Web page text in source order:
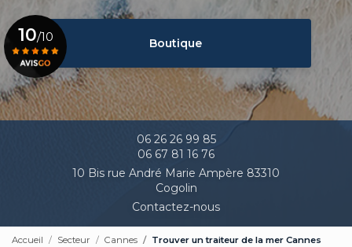
Boutique
06 26 26 99 85
06 67 81 16 76
10 Bis rue André Marie Ampère 83310
Cogolin
Contactez-nous
10/10
Voir le certificat
Accueil Secteur Cannes Trouver un traiteur de la mer Cannes